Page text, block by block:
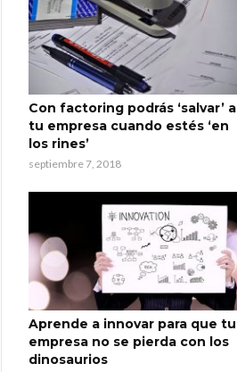
Con factoring podrás ‘salvar’ a
tu empresa cuando estés ‘en
los rines’
septiembre 7, 2018
Aprende a innovar para que tu
empresa no se pierda con los
dinosaurios